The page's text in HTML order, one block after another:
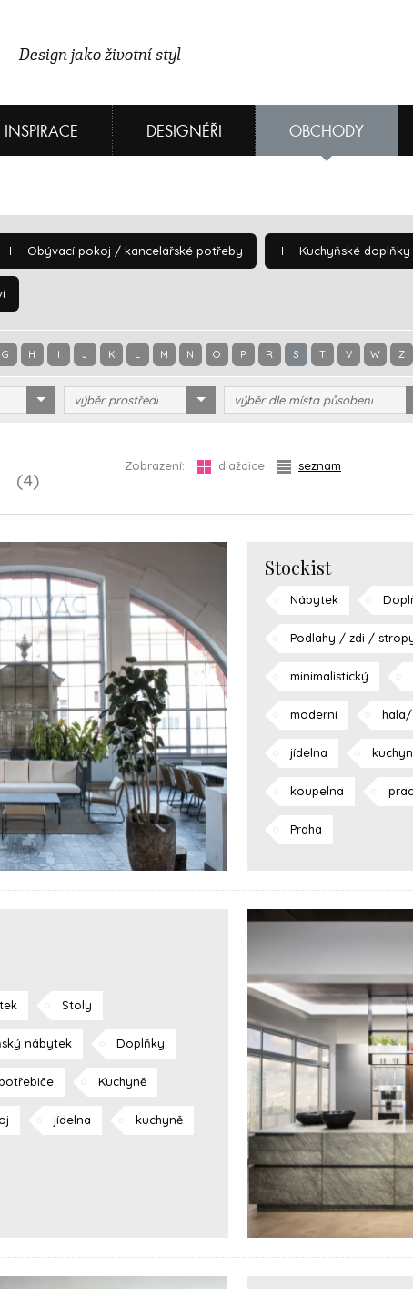
Design jako životní styl
INSPIRACE DESIGNÉŘI OBCHODY
Obývací pokoj / kancelářské potřeby Kuchyňské doplňky
G H I J K L M N O P R S T V W Z
výběr prostředí výběr dle místa působení
(4)
Zobrazení: dlaždice seznam
Stockist
Nábytek
Podlahy / zdi /
minimalistický
moderní
jídelna
koupelna
Praha
Stoly
nábytek Doplňky
Kuchyně
jídelna kuchyně